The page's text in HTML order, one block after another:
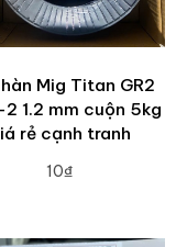
Mig Titan GR2
2 1.2 mm cuộn 5kg
rẻ cạnh tranh
10₫